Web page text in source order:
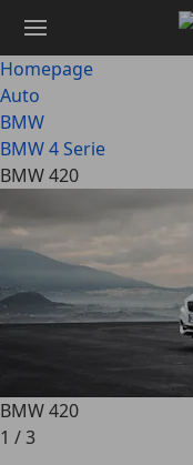
naar
hoofdinhoud
Homepage
Auto
BMW
BMW 4 Serie
BMW 420
BMW 420
1 /3